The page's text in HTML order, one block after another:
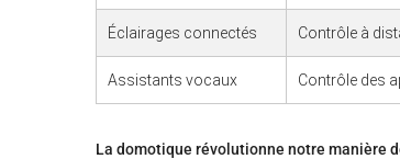
Éclairages connectés Contrôle à
Assistants vocaux Contrôle des
La domotique révolutionne notre manière